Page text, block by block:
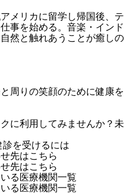
メリカに留学し帰国後、テ
事を始める。音楽・インド
然と触れあうことが癒しの
周りの笑顔のために健康を
に利用してみませんか？未